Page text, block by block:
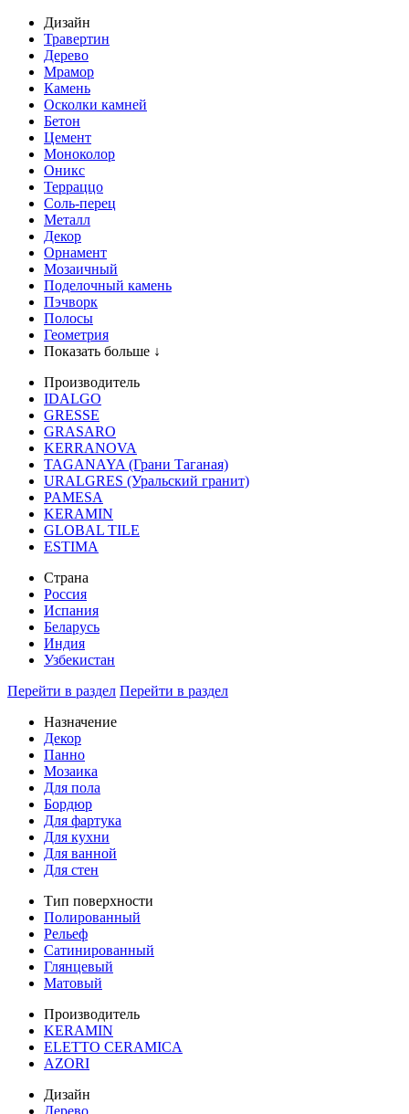
Дизайн
Травертин
Дерево
Мрамор
Камень
Осколки камней
Бетон
Цемент
Моноколор
Оникс
Терраццо
Соль-перец
Металл
Декор
Орнамент
Мозаичный
Поделочный камень
Пэчворк
Полосы
Геометрия
Показать больше ↓
Производитель
IDALGO
GRESSE
GRASARO
KERRANOVA
TAGANAYA (Грани Таганая)
URALGRES (Уральский гранит)
PAMESA
KERAMIN
GLOBAL TILE
ESTIMA
Страна
Россия
Испания
Беларусь
Индия
Узбекистан
Перейти в раздел Перейти в раздел
Назначение
Декор
Панно
Мозаика
Для пола
Бордюр
Для фартука
Для кухни
Для ванной
Для стен
Тип поверхности
Полированный
Рельеф
Сатинированный
Глянцевый
Матовый
Производитель
KERAMIN
ELETTO CERAMICA
AZORI
Дизайн
Дерево